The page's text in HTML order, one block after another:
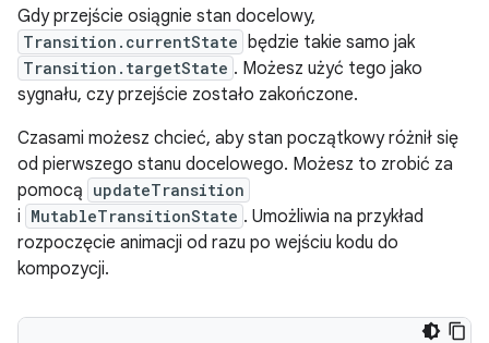
Gdy przejście osiągnie stan docelowy,
Transition.currentState będzie takie samo jak
Transition.targetState . Możesz użyć tego jako
sygnału, czy przejście zostało zakończone.
Czasami możesz chcieć, aby stan początkowy różnił się
od pierwszego stanu docelowego. Możesz to zrobić za
pomocą updateTransition
i MutableTransitionState . Umożliwia na przykład
rozpoczęcie animacji od razu po wejściu kodu do
kompozycji.